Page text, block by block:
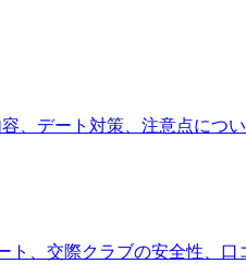
、デート対策、注意点につ
ト、交際クラブの安全性、